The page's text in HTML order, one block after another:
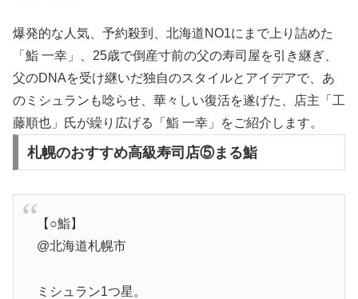
爆発的な人気、予約殺到、北海道NO1にまで上り詰めた
「鮨 一幸」、25歳で倒産寸前の父の寿司屋を引き継ぎ、
父のDNAを受け継いだ独自のスタイルとアイデアで、あ
のミシュランも唸らせ、華々しい復活を遂げた、店主「工
藤順也」氏が繰り広げる「鮨 一幸」をご紹介します。
札幌のおすすめ高級寿司店⑤まる鮨
【○鮨】
@北海道札幌市
ミシュラン1つ星。